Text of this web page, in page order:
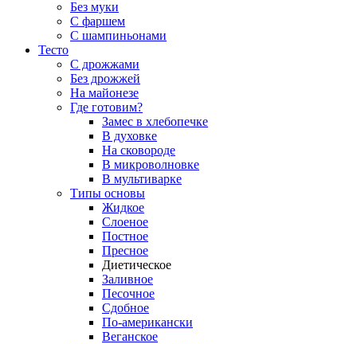
Без муки
С фаршем
С шампиньонами
Тесто
С дрожжами
Без дрожжей
На майонезе
Где готовим?
Замес в хлебопечке
В духовке
На сковороде
В микроволновке
В мультиварке
Типы основы
Жидкое
Слоеное
Постное
Пресное
Диетическое
Заливное
Песочное
Сдобное
По-американски
Веганское